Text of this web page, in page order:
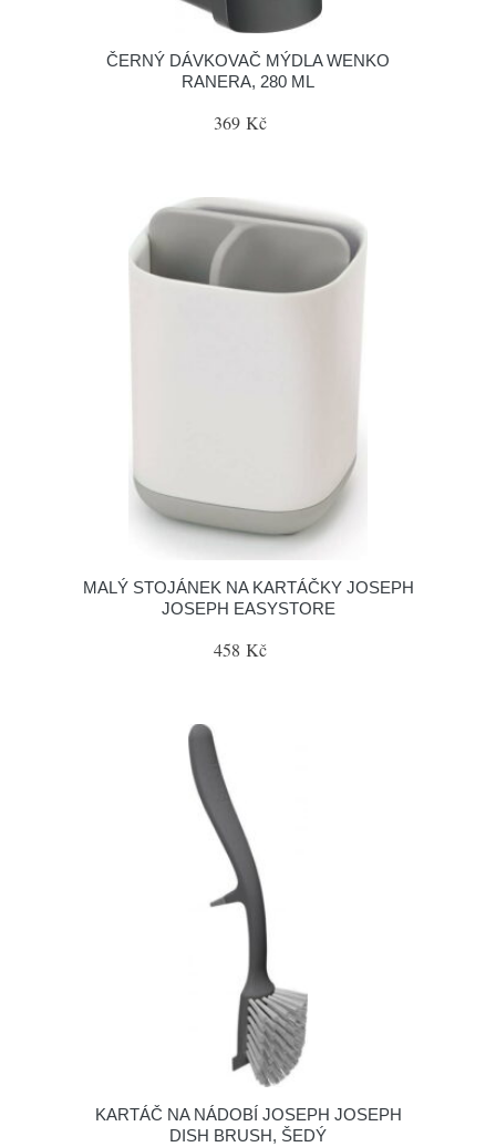
ČERNÝ DÁVKOVAČ MÝDLA WENKO
RANERA, 280 ML
369 Kč
MALÝ STOJÁNEK NA KARTÁČKY JOSEPH
JOSEPH EASYSTORE
458 Kč
KARTÁČ NA NÁDOBÍ JOSEPH JOSEPH
DISH BRUSH, ŠEDÝ